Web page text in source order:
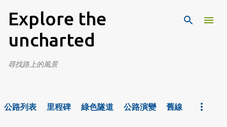
跳到主要內容
Explore the
uncharted
尋找路上的風景
公路列表 里程碑 綠色隧道 公路演變 舊線